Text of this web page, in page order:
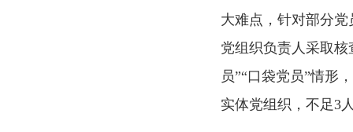
大难点，针对部分党
党组织负责人采取
员”“口袋党员”情形
实体党组织，不足3